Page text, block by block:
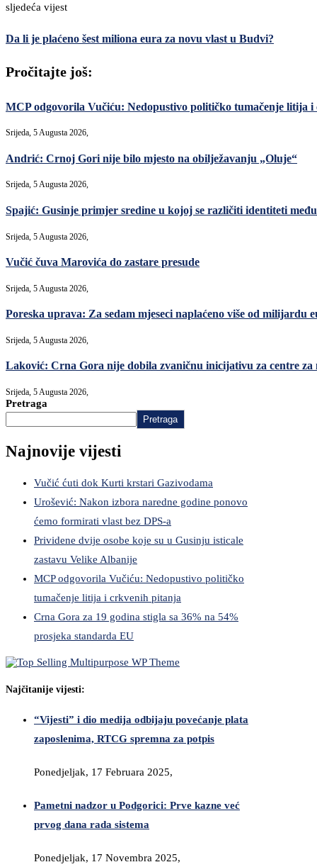
sljedeća vijest
Da li je plaćeno šest miliona eura za novu vlast u Budvi?
Pročitajte još:
MCP odgovorila Vučiću: Nedopustivo političko tumačenje litija
Srijeda, 5 Augusta 2026,
Andrić: Crnoj Gori nije bilo mjesto na obilježavanju „Oluje“
Srijeda, 5 Augusta 2026,
Spajić: Gusinje primjer sredine u kojoj se različiti identiteti
Srijeda, 5 Augusta 2026,
Vučić čuva Marovića do zastare presude
Srijeda, 5 Augusta 2026,
Poreska uprava: Za sedam mjeseci naplaćeno više od milijardu
Srijeda, 5 Augusta 2026,
Laković: Crna Gora nije dobila zvaničnu inicijativu za centre za
Srijeda, 5 Augusta 2026,
Pretraga
Pretraga
Najnovije vijesti
Vučić ćuti dok Kurti krstari Gazivodama
Urošević: Nakon izbora naredne godine ponovo
ćemo formirati vlast bez DPS-a
Prividene dvije osobe koje su u Gusinju isticale
zastavu Velike Albanije
MCP odgovorila Vučiću: Nedopustivo političko
tumačenje litija i crkvenih pitanja
Crna Gora za 19 godina stigla sa 36% na 54%
prosjeka standarda EU
Najčitanije vijesti:
“Vijesti” i dio medija odbijaju povećanje plata
zaposlenima, RTCG spremna za potpis
Ponedjeljak, 17 Februara 2025,
Pametni nadzor u Podgorici: Prve kazne već
prvog dana rada sistema
Ponedjeljak, 17 Novembra 2025,